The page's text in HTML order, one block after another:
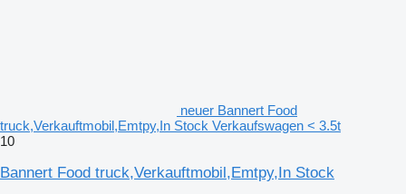
neuer Bannert Food
truck,Verkauftmobil,Emtpy,In Stock Verkaufswagen < 3.5t
10
Bannert Food truck,Verkauftmobil,Emtpy,In Stock